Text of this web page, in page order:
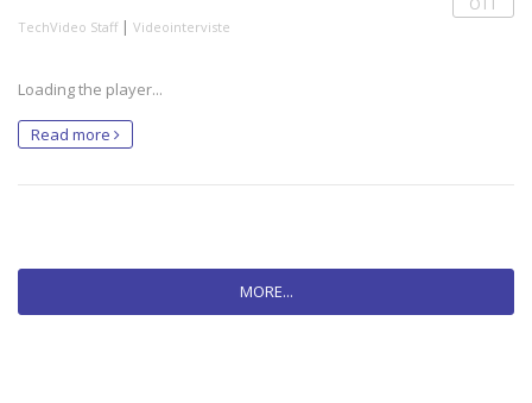
TechVideo Staff | Videointerviste
Loading the player...
Read more
MORE...